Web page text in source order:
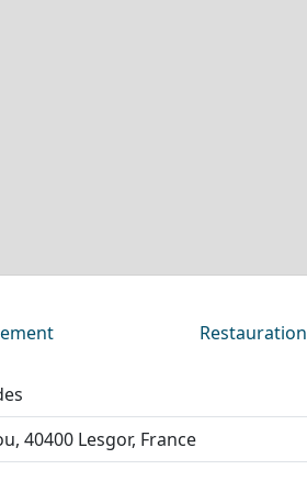
Restauration
40400 Lesgor, France